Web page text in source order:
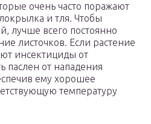
очень часто поражают
и тля. Чтобы
лучше всего постоянно
листочков. Если растение
инсектициды от
паслен от нападения
ему хорошее
температуру